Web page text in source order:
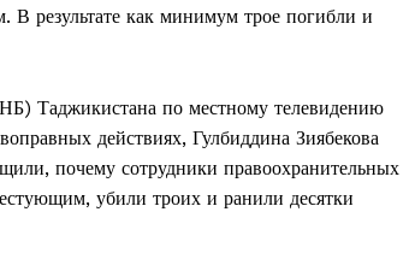
В результате как минимум трое погибли и
Таджикистана по местному телевидению
действиях, Гулбиддина Зиябекова
почему сотрудники правоохранительных
убили троих и ранили десятки